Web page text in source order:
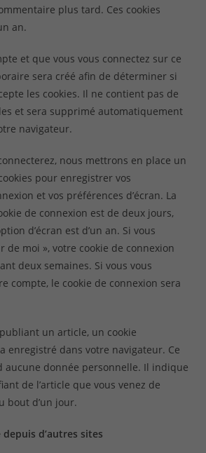
plus tard. Ces cookies
an.
et que vous vous connectez sur ce
sera créé afin de déterminer si
les cookies. Il ne contient pas de
et sera supprimé automatiquement
navigateur.
nous mettrons en place un
pour enregistrer vos
et vos préférences d’écran. La
de connexion est de deux jours,
d’écran est d’un an. Si vous
de moi », votre cookie de connexion
deux semaines. Si vous vous
compte, le cookie de connexion sera
un article, un cookie
enregistré dans votre navigateur. Ce
aucune donnée personnelle. Il indique
de l’article que vous venez de
bout d’un jour.
d’autres sites